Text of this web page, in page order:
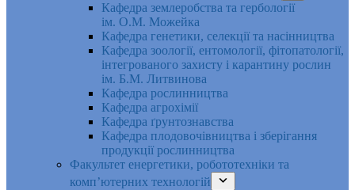
Кафедра землеробства та гербології
ім. О.М. Можейка
Кафедра генетики, селекції та насінництва
Кафедра зоології, ентомології, фітопатології,
інтегрованого захисту і карантину рослин
ім. Б.М. Литвинова
Кафедра рослинництва
Кафедра агрохімії
Кафедра ґрунтознавства
Кафедра плодовочівництва і зберігання
продукції рослинництва
Факультет енергетики, робототехніки та
комп’ютерних технологій